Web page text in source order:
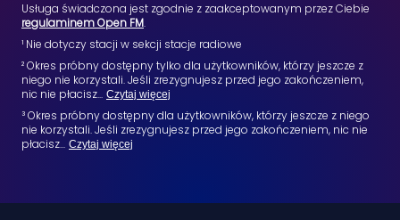
Usługa świadczona jest zgodnie z zaakceptowanym przez Ciebie
regulaminem Open FM.
¹ Nie dotyczy stacji w sekcji stacje radiowe
² Okres próbny dostępny tylko dla użytkowników, którzy jeszcze z
niego nie korzystali. Jeśli zrezygnujesz przed jego zakończeniem,
nic nie płacisz... Czytaj więcej
³ Okres próbny dostępny dla użytkowników, którzy jeszcze z niego
nie korzystali. Jeśli zrezygnujesz przed jego zakończeniem, nic nie
płacisz... Czytaj więcej